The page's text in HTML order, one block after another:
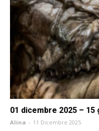
01 dicembre 2025 –
Alina - 11 Dicembre 2025